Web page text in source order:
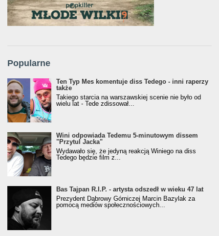
Popularne
Ten Typ Mes komentuje diss Tedego - inni raperzy
także
Takiego starcia na warszawskiej scenie nie było od
wielu lat - Tede zdissował...
Wini odpowiada Tedemu 5-minutowym dissem
"Przytul Jacka"
Wydawało się, że jedyną reakcją Winiego na diss
Tedego będzie film z...
Bas Tajpan R.I.P. - artysta odszedł w wieku 47 lat
Prezydent Dąbrowy Górniczej Marcin Bazylak za
pomocą mediów społecznościowych...